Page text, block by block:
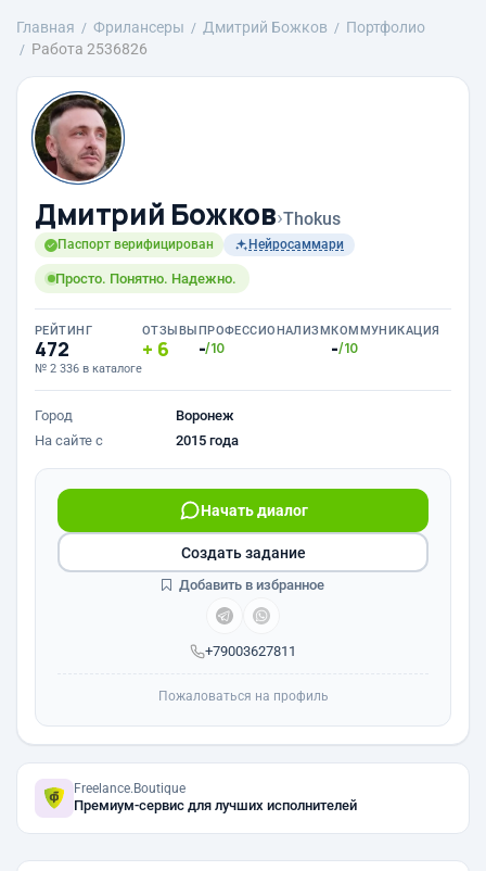
Главная Фрилансеры Дмитрий Божков
Портфолио
Работа 2536826
Дмитрий Божков›Thokus
Паспорт верифицирован Нейросаммари
Просто. Понятно. Надежно.
РЕЙТИНГ
472
№ 2 336 в каталоге
ОТЗЫВЫ
6
ПРОФЕССИОНАЛИЗМ
-/10
КОММУНИКАЦИЯ
-/10
Город
Воронеж
На сайте с
2015 года
+79003627811
Начать диалог
Создать задание
Добавить в избранное
Пожаловаться на профиль
Freelance.Boutique
Премиум-сервис для лучших исполнителей